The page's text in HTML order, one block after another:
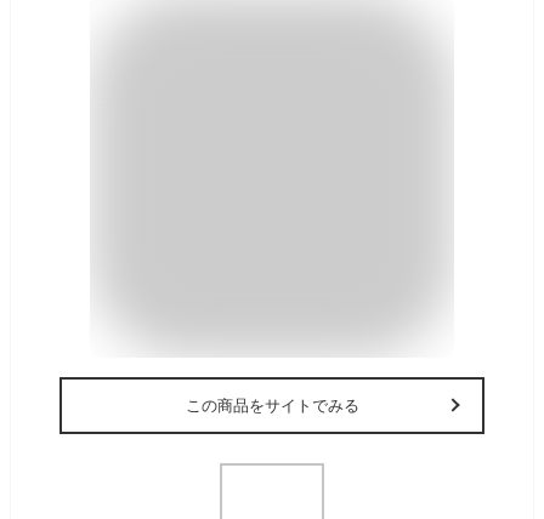
この商品をサイトでみる